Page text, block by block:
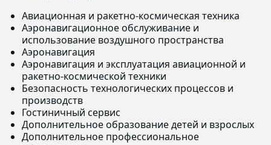
Авиационная и ракетно-космическая техника
Аэронавигационное обслуживание и
использование воздушного пространства
Аэронавигация
Аэронавигация и эксплуатация авиационной и
ракетно-космической техники
Безопасность технологических процессов и
производств
Гостиничный сервис
Дополнительное образование детей и взрослых
Дополнительное профессиональное